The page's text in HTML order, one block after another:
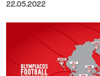
22.05.2022